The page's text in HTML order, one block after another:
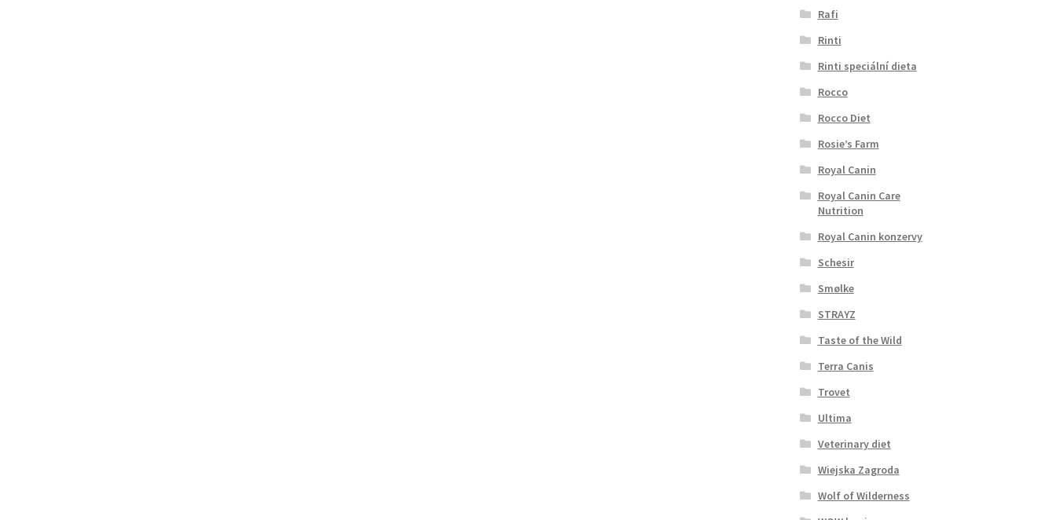
Rafi
Rinti
Rinti speciální dieta
Rocco
Rocco Diet
Rosie’s Farm
Royal Canin
Royal Canin Care
Nutrition
Royal Canin konzervy
Schesir
Smølke
STRAYZ
Taste of the Wild
Terra Canis
Trovet
Ultima
Veterinary diet
Wiejska Zagroda
Wolf of Wilderness